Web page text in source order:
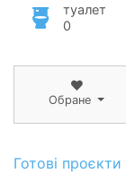
туалет
0
Обране
Готові проєкти